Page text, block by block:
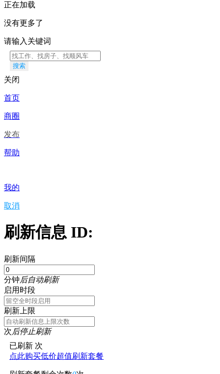
正在加载
没有更多了
请输入关键词
搜索
关闭
首页
商圈
发布
帮助
我的
取消
刷新信息 ID:
刷新间隔
分钟后自动刷新
启用时段
刷新上限
次后停止刷新
已刷新 次
点此购买低价超值刷新套餐